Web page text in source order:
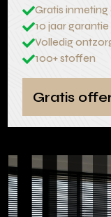
Gratis
10 jaar
Volledig
100+ stoffen
Gratis